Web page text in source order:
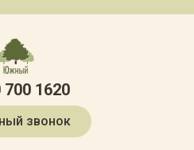
700 1620
звонок